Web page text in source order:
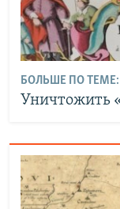
БОЛЬШЕ ПО ТЕМЕ:
Уничтожить